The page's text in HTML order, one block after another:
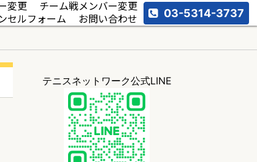
変更
チーム戦メンバー変更
セルフォーム
お問い合わせ 03-5314-3737
テニスネットワーク公式LINE